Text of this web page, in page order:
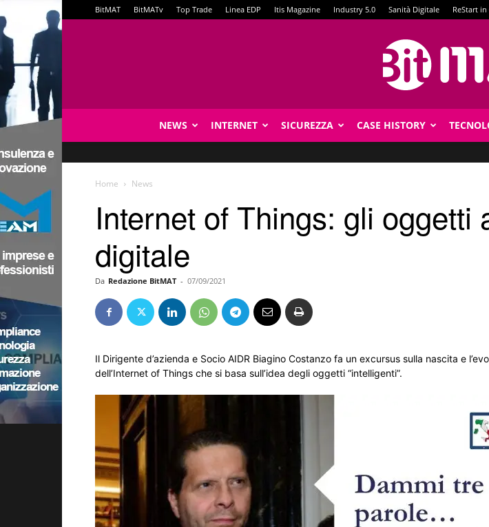
BitMAT BitMATv Top Trade Linea EDP Itis Magazine Industry 5.0 Sanità Digitale ReStart in
NEWS INTERNET SICUREZZA CASE HISTORY
Home News
Internet of Things: gli
digitale
Da Redazione BitMAT - 07/09/2021
Il Dirigente d’azienda e Socio AIDR Biagino Costanzo fa un excursus sulla nascita e
dell’Internet of Things che si basa sull’idea degli oggetti “intelligenti”.